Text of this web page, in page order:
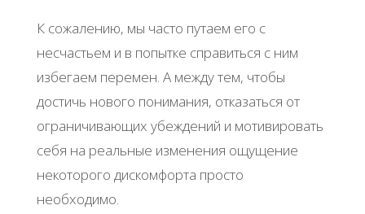
К сожалению, мы часто путаем его с
несчастьем и в попытке справиться с ним
избегаем перемен. А между тем, чтобы
достичь нового понимания, отказаться от
ограничивающих убеждений и мотивировать
себя на реальные изменения ощущение
некоторого дискомфорта просто
необходимо.